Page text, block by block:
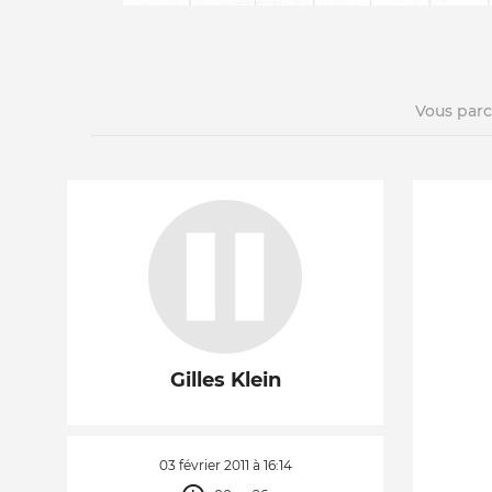
La vie du site
Vous
Gilles Klein
03 février 2011 à 16:14